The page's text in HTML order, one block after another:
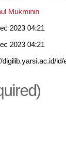
Mukminin
2023 04:21
2023 04:21
digilib.yarsi.ac.id/id/